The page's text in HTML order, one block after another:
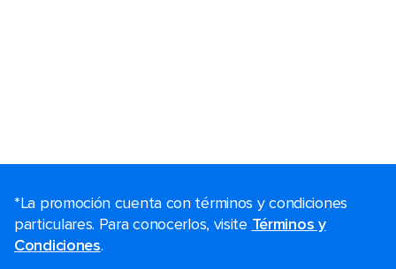
*La promoción cuenta con términos y condiciones
particulares. Para conocerlos, visite Términos y
Condiciones.